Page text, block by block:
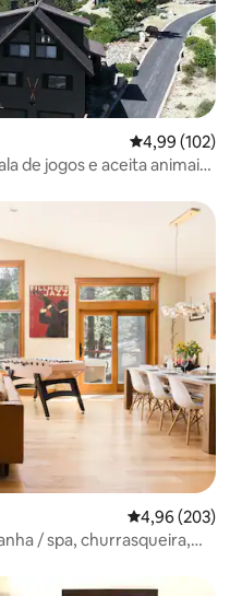
4,99 de uma
4,99 (102)
de jogos e aceita animais
hóspedes
4,96 de uma
4,96 (203)
/ spa, churrasqueira,